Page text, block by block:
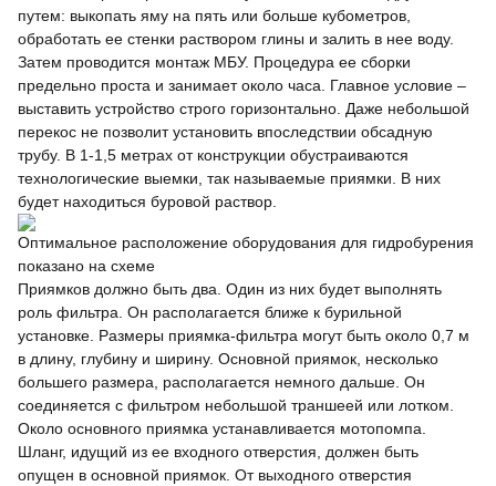
путем: выкопать яму на пять или больше кубометров,
обработать ее стенки раствором глины и залить в нее воду.
Затем проводится монтаж МБУ. Процедура ее сборки
предельно проста и занимает около часа. Главное условие –
выставить устройство строго горизонтально. Даже небольшой
перекос не позволит установить впоследствии обсадную
трубу. В 1-1,5 метрах от конструкции обустраиваются
технологические выемки, так называемые приямки. В них
будет находиться буровой раствор.
Оптимальное расположение оборудования для гидробурения
показано на схеме
Приямков должно быть два. Один из них будет выполнять
роль фильтра. Он располагается ближе к бурильной
установке. Размеры приямка-фильтра могут быть около 0,7 м
в длину, глубину и ширину. Основной приямок, несколько
большего размера, располагается немного дальше. Он
соединяется с фильтром небольшой траншеей или лотком.
Около основного приямка устанавливается мотопомпа.
Шланг, идущий из ее входного отверстия, должен быть
опущен в основной приямок. От выходного отверстия